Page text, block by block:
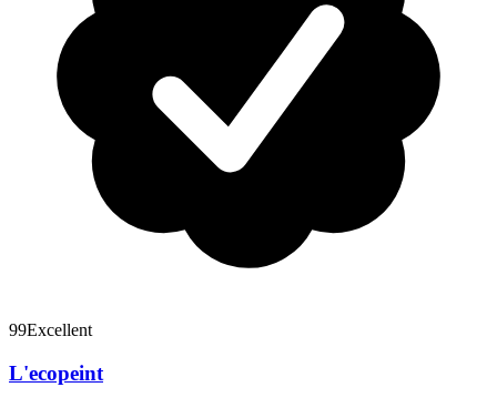
99Excellent
L'ecopeint